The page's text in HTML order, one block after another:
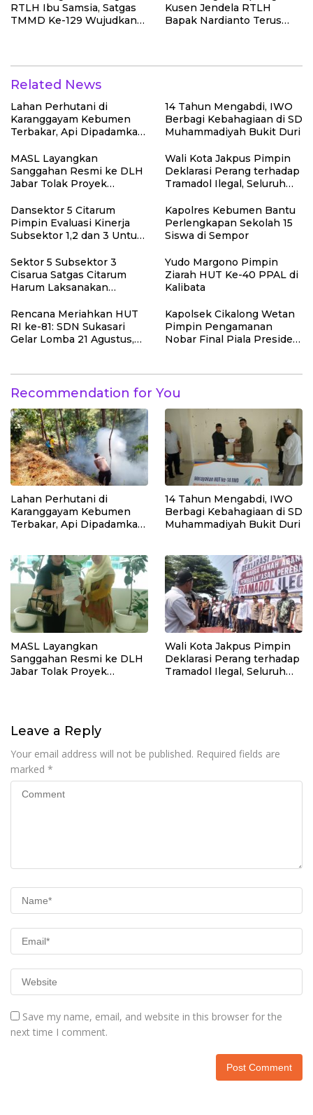
RTLH Ibu Samsia, Satgas
TMMD Ke-129 Wujudkan
Kusen Jendela RTLH
Bapak Nardianto Terus
Related News
Lahan Perhutani di
Karanggayam Kebumen
Terbakar, Api Dipadamkan
14 Tahun Mengabdi, IWO
Berbagi Kebahagiaan di SD
Muhammadiyah Bukit Duri
MASL Layangkan
Sanggahan Resmi ke DLH
Jabar Tolak Proyek
Bawa Bukti 14 Situs Cagar
Budaya dan Risiko Gempa
Sesar Baribis
Wali Kota Jakpus Pimpin
Deklarasi Perang terhadap
Tramadol Ilegal, Seluruh
Bergerak Bersama
Dansektor 5 Citarum
Pimpin Evaluasi Kinerja
Subsektor 1,2 dan 3 Untuk
Program Pemulihan
Lingkungan
Kapolres Kebumen Bantu
Perlengkapan Sekolah 15
Siswa di Sempor
Sektor 5 Subsektor 3
Cisarua Satgas Citarum
Harum Laksanakan
Lahan Pascalongsor dan
Perkuat Edukasi
Kepedulian Lingkungan
Yudo Margono Pimpin
Ziarah HUT Ke-40 PPAL di
Kalibata
Rencana Meriahkan HUT
RI ke-81: SDN Sukasari
Gelar Lomba 21 Agustus,
Kapolsek Cikalong Wetan
Pimpin Pengamanan
Nobar Final Piala Presiden
Recommendation for You
Lahan Perhutani di
Karanggayam Kebumen
Terbakar, Api Dipadamkan
14 Tahun Mengabdi, IWO
Berbagi Kebahagiaan di SD
Muhammadiyah Bukit Duri
MASL Layangkan
Sanggahan Resmi ke DLH
Jabar Tolak Proyek
Wali Kota Jakpus Pimpin
Deklarasi Perang terhadap
Tramadol Ilegal, Seluruh
Leave a Reply
Your email address will not be published. Required fields are
marked *
Save my name, email, and website in this browser for the
next time I comment.